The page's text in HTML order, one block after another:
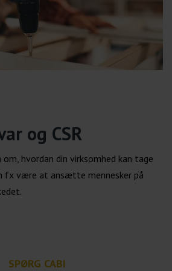
og CSR
hvordan din virksomhed kan tage
fx være at ansætte mennesker på
SPØRG CABI